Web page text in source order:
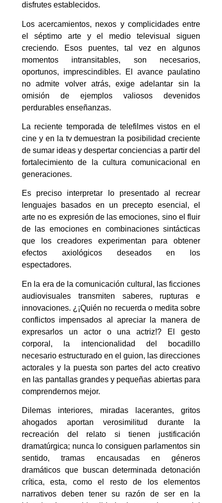
disfrutes establecidos.
Los acercamientos, nexos y complicidades entre
el séptimo arte y el medio televisual siguen
creciendo. Esos puentes, tal vez en algunos
momentos intransitables, son necesarios,
oportunos, imprescindibles. El avance paulatino
no admite volver atrás, exige adelantar sin la
omisión de ejemplos valiosos devenidos
perdurables enseñanzas.
La reciente temporada de telefilmes vistos en el
cine y en la tv demuestran la posibilidad creciente
de sumar ideas y despertar conciencias a partir del
fortalecimiento de la cultura comunicacional en
generaciones.
Es preciso interpretar lo presentado al recrear
lenguajes basados en un precepto esencial, el
arte no es expresión de las emociones, sino el fluir
de las emociones en combinaciones sintácticas
que los creadores experimentan para obtener
efectos axiológicos deseados en los
espectadores.
En la era de la comunicación cultural, las ficciones
audiovisuales transmiten saberes, rupturas e
innovaciones. ¿¡Quién no recuerda o medita sobre
conflictos impensados al apreciar la manera de
expresarlos un actor o una actriz!? El gesto
corporal, la intencionalidad del bocadillo
necesario estructurado en el guion, las direcciones
actorales y la puesta son partes del acto creativo
en las pantallas grandes y pequeñas abiertas para
comprendernos mejor.
Dilemas interiores, miradas lacerantes, gritos
ahogados aportan verosimilitud durante la
recreación del relato si tienen justificación
dramatúrgica; nunca lo consiguen parlamentos sin
sentido, tramas encausadas en géneros
dramáticos que buscan determinada detonación
crítica, esta, como el resto de los elementos
narrativos deben tener su razón de ser en la